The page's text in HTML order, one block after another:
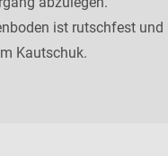
ist rutschfest und
Kautschuk.